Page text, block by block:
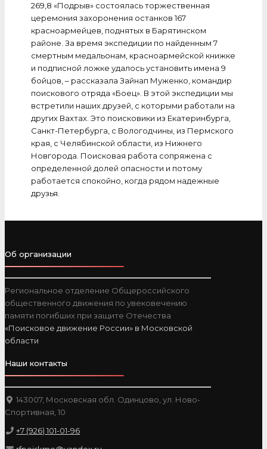
269,8 «Подрыв» состоялась торжественная
церемония захоронения останков 167
красноармейцев, поднятых в Барятинском
районе. За время экспедиции по найденным 7
смертным медальонам, красноармейской книжке
и подписной ложке удалось установить имена 9
бойцов, – рассказала Зайнап Муженко, командир
поискового отряда «Боец». В этой экспедиции мы
встретили наших друзей, с которыми работали на
других Вахтах. Это поисковики из Екатеринбурга,
Санкт-Петербурга, с Вологодчины, из Пермского
края, с Челябинской области, из Нижнего
Новгорода. Поисковая работа сопряжена с
определенной долей опасности и потому
работается спокойно, когда рядом надежные
друзья.
Об организации
Региональное отделение Общероссийского
общественного движения по увековечению
памяти погибших при защите Отечества
«Поисковое движение России» в Московской
области
Наши контакты
143007, Московская обл. Одинцово, ул. Ново-
Спортивная, 10
+7 (926) 101-01-96